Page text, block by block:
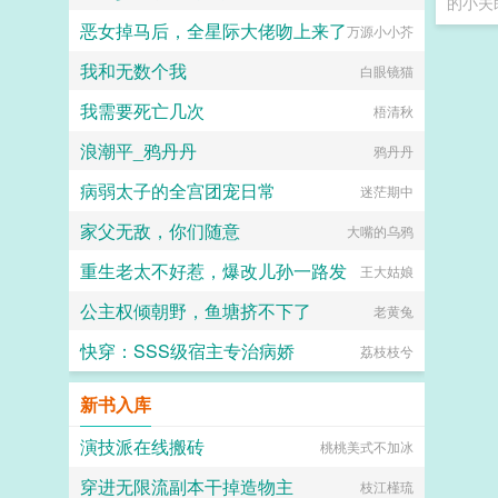
恶女掉马后，全星际大佬吻上来了万源小小芥
我和无数个我 白眼镜猫
我需要死亡几次 梧清秋
浪潮平_鸦丹丹 鸦丹丹
病弱太子的全宫团宠日常 迷茫期中
家父无敌，你们随意 大嘴的乌鸦
重生老太不好惹，爆改儿孙一路发 王大姑娘
公主权倾朝野，鱼塘挤不下了 老黄兔
快穿：SSS级宿主专治病娇 荔枝枝兮
新书入库
演技派在线搬砖
桃桃美式不加冰
穿进无限流副本干掉造物主 枝江槿琉